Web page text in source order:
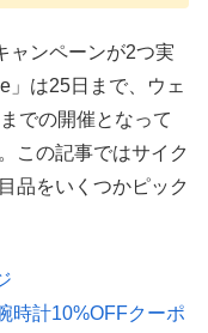
ャンペーンが2つ実
」は25日まで、ウェ
での開催となって
この記事ではサイク
品をいくつかピック
時計10%OFFクーポ